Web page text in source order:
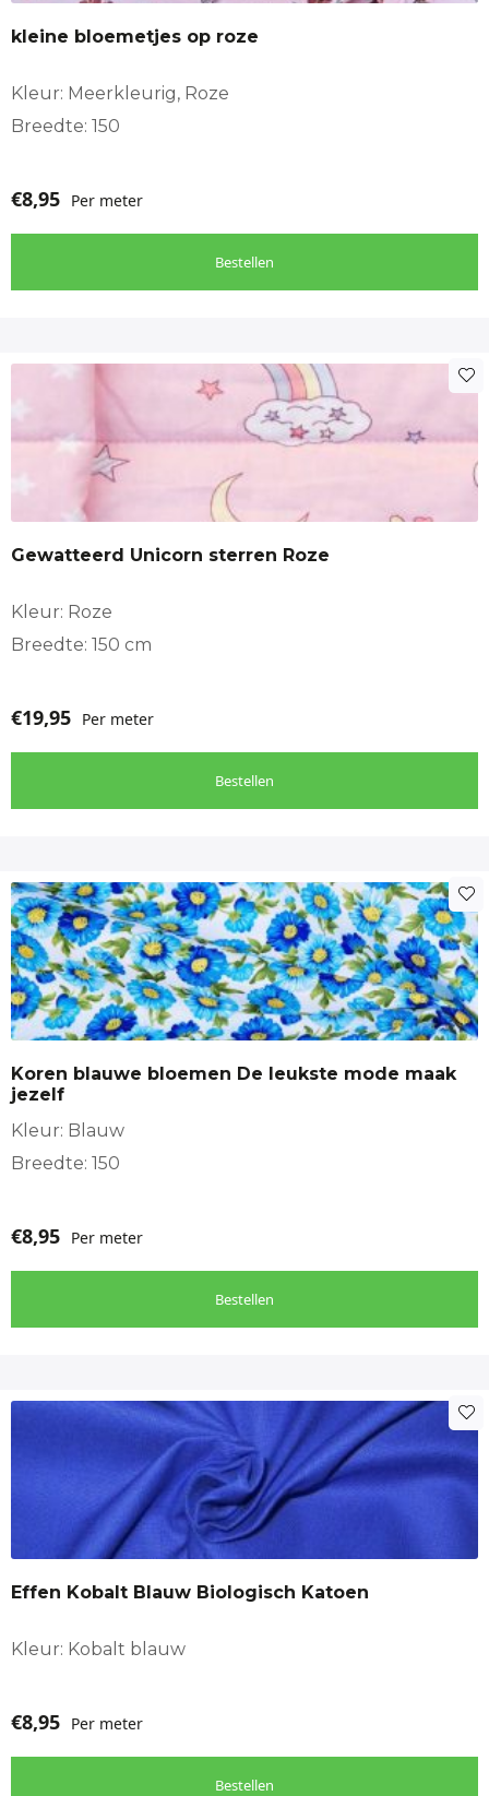
kleine bloemetjes op roze
Kleur: Meerkleurig, Roze
Breedte: 150
€8,95 Per meter
Bestellen
Gewatteerd Unicorn sterren Roze
Kleur: Roze
Breedte: 150 cm
€19,95 Per meter
Bestellen
Koren blauwe bloemen De leukste mode maak
jezelf
Kleur: Blauw
Breedte: 150
€8,95 Per meter
Bestellen
Effen Kobalt Blauw Biologisch Katoen
Kleur: Kobalt blauw
€8,95 Per meter
Bestellen